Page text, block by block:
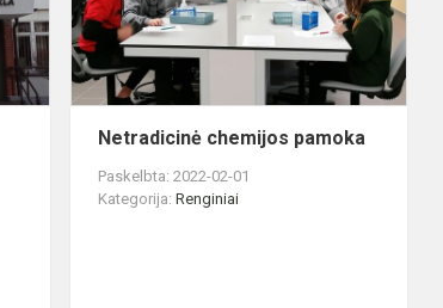
Netradicinė chemijos pamoka
Paskelbta: 2022-02-01
Kategorija:Renginiai